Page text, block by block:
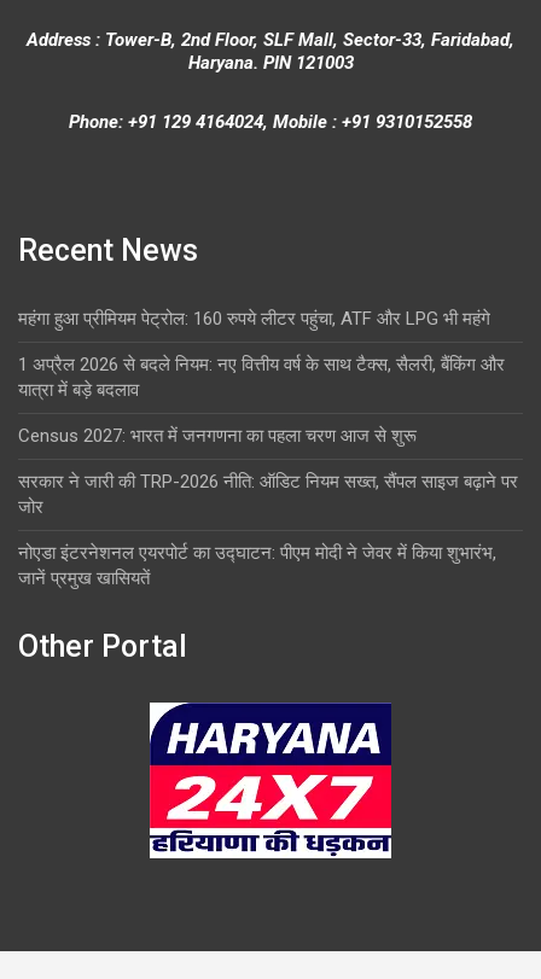
Address : Tower-B, 2nd Floor, SLF Mall, Sector-33, Faridabad,
Haryana. PIN 121003
Phone: +91 129 4164024, Mobile : +91 9310152558
Recent News
महंगा हुआ प्रीमियम पेट्रोल: 160 रुपये लीटर पहुंचा, ATF और LPG भी महंगे
1 अप्रैल 2026 से बदले नियम: नए वित्तीय वर्ष के साथ टैक्स, सैलरी, बैंकिंग और
यात्रा में बड़े बदलाव
Census 2027: भारत में जनगणना का पहला चरण आज से शुरू
सरकार ने जारी की TRP-2026 नीति: ऑडिट नियम सख्त, सैंपल साइज बढ़ाने पर
जोर
नोएडा इंटरनेशनल एयरपोर्ट का उद्घाटन: पीएम मोदी ने जेवर में किया शुभारंभ,
जानें प्रमुख खासियतें
Other Portal